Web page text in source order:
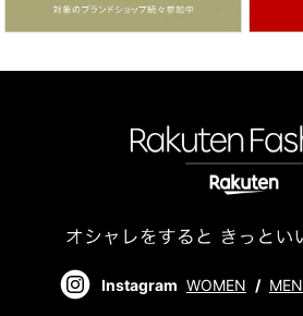
Instagram WOMEN / MEN